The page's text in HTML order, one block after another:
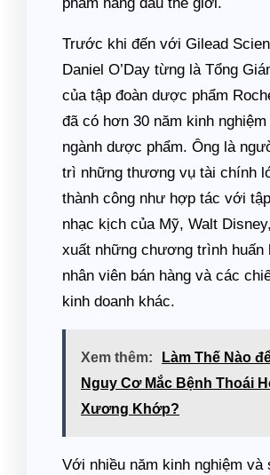
Trước khi đến với Gilead
Daniel O’Day từng là Tổng
của tập đoàn dược phẩm
đã có hơn 30 năm kinh nghiệm
ngành dược phẩm. Ông là
trì những thương vụ tài chính
thành công như hợp tác với
nhạc kịch của Mỹ, Walt
xuất những chương trình huấn
nhân viên bán hàng và các
kinh doanh khác.
Xem thêm:
Làm Thế Nào
Nguy Cơ Mắc Bệnh Thoái
Xương Khớp?
Với nhiều năm kinh nghiệm và